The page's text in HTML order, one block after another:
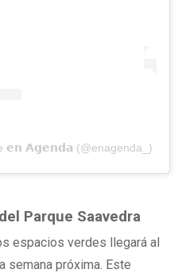
𝗲𝗻 𝗔𝗴𝗲𝗻𝗱𝗮 (@enagenda_)
Parque Saavedra
espacios verdes llegará al
semana próxima. Este